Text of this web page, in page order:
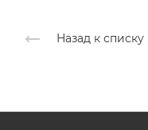
Назад к списку